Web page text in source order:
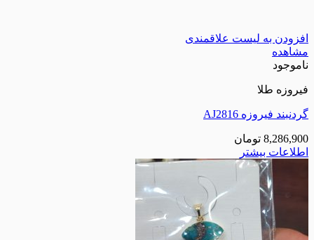
افزودن به لیست علاقمندی
مشاهده
ناموجود
فیروزه طلا
گردنبند فیروزه AJ2816
8,286,900 تومان
اطلاعات بیشتر